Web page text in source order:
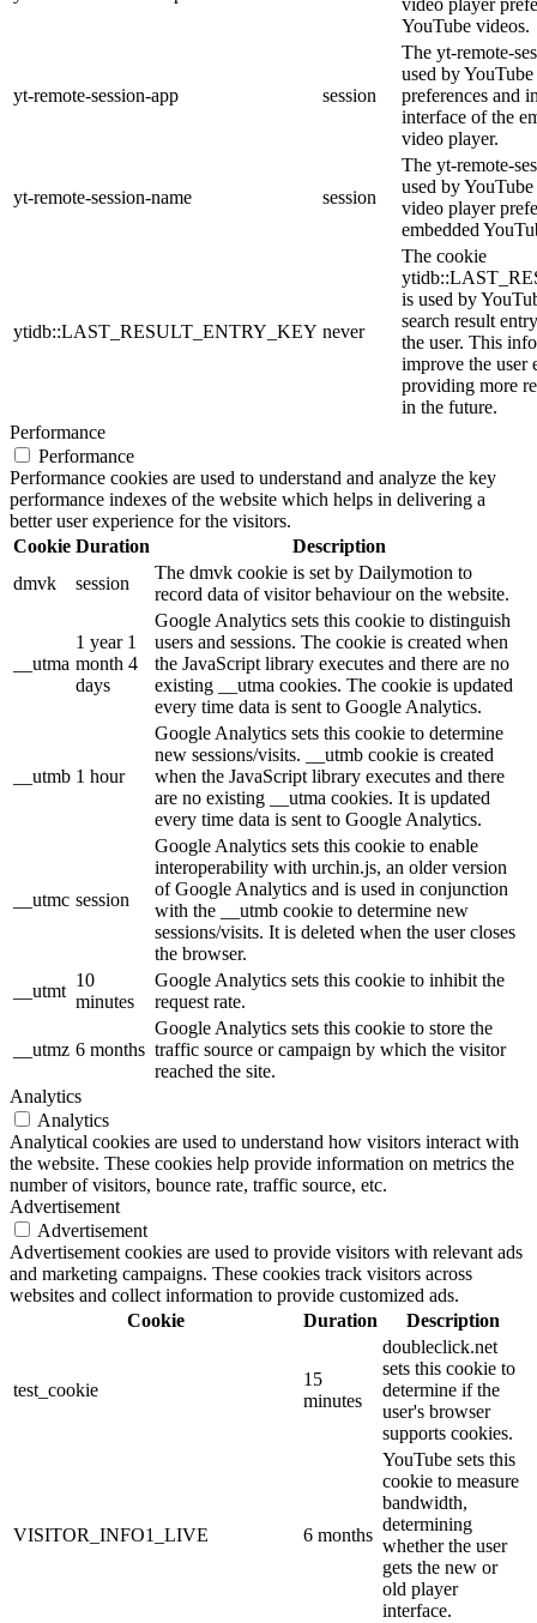
video player
YouTube videos.
yt-remote-session-app session
The yt-remote-
used by
preferences and
interface of the
video player.
yt-remote-session-name session
The yt-remote-
used by
video player
embedded
ytidb::LAST_RESULT_ENTRY_KEY never
The cookie
is used by
search result
the user. This
improve the user
providing more
in the future.
Performance
Performance
Performance cookies are used to understand and analyze the key
performance indexes of the website which helps in delivering a
better user experience for the visitors.
Cookie Duration
Description
dmvk
session
The dmvk cookie is set by Dailymotion to
record data of visitor behaviour on the website.
__utma
1 year 1
month 4
days
Google Analytics sets this cookie to distinguish
users and sessions. The cookie is created when
the JavaScript library executes and there are no
existing __utma cookies. The cookie is updated
every time data is sent to Google Analytics.
__utmb 1 hour
Google Analytics sets this cookie to determine
new sessions/visits. __utmb cookie is created
when the JavaScript library executes and there
are no existing __utma cookies. It is updated
every time data is sent to Google Analytics.
__utmc session
Google Analytics sets this cookie to enable
interoperability with urchin.js, an older version
of Google Analytics and is used in conjunction
with the __utmb cookie to determine new
sessions/visits. It is deleted when the user closes
the browser.
__utmt
10
minutes
Google Analytics sets this cookie to inhibit the
request rate.
__utmz 6 months
Google Analytics sets this cookie to store the
traffic source or campaign by which the visitor
reached the site.
Analytics
Analytics
Analytical cookies are used to understand how visitors interact with
the website. These cookies help provide information on metrics the
number of visitors, bounce rate, traffic source, etc.
Advertisement
Advertisement
Advertisement cookies are used to provide visitors with relevant ads
and marketing campaigns. These cookies track visitors across
websites and collect information to provide customized ads.
Cookie
Duration Description
test_cookie
15
minutes
doubleclick.net
sets this cookie to
determine if the
user's browser
supports cookies.
VISITOR_INFO1_LIVE 6 months
YouTube sets this
cookie to measure
bandwidth,
determining
whether the user
gets the new or
old player
interface.